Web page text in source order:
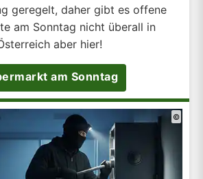
geregelt, daher gibt es offene
am Sonntag nicht überall in
aber hier!
am Sonntag
©